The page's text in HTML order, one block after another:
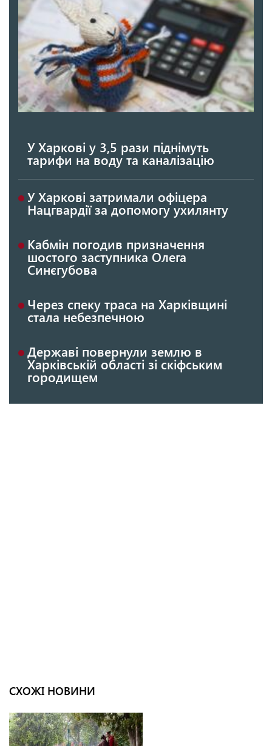
У Харкові у 3,5 рази піднімуть
тарифи на воду та каналізацію
У Харкові затримали офіцера
Нацгвардії за допомогу ухилянту
Кабмін погодив призначення
шостого заступника Олега
Синєгубова
Через спеку траса на Харківщині
стала небезпечною
Державі повернули землю в
Харківській області зі скіфським
городищем
СХОЖІ НОВИНИ